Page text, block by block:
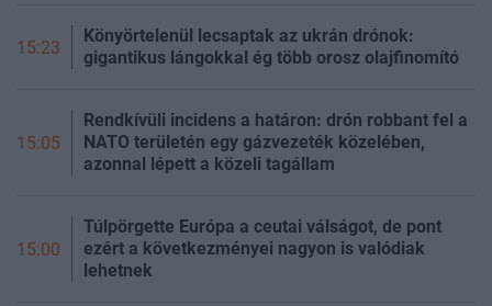
15:23
Könyörtelenül lecsaptak az ukrán drónok:
gigantikus lángokkal ég több orosz olajfinomító
15:05
Rendkívüli incidens a határon: drón robbant fel a
NATO területén egy gázvezeték közelében,
azonnal lépett a közeli tagállam
15:00
Túlpörgette Európa a ceutai válságot, de pont
ezért a következményei nagyon is valódiak
lehetnek